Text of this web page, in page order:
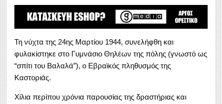
Τη νύχτα της 24ης Μαρτίου 1944, συνελήφθη και
φυλακίστηκε στο Γυμνάσιο Θηλέων της πόλης (γνωστό ως
“σπίτι του Βαλαλά”), ο Εβραϊκός πληθυσμός της
Καστοριάς.
Χίλια περίπου χρόνια παρουσίας της δραστήριας και